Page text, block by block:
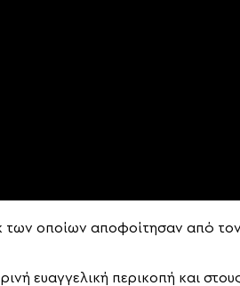
των οποίων αποφοίτησαν από τον
ευαγγελική περικοπή και